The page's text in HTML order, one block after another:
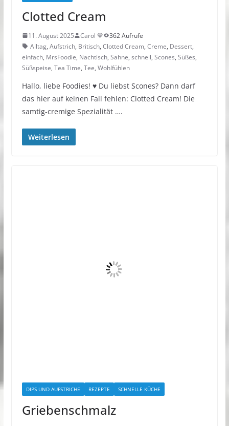
Clotted Cream
11. August 2025 Carol 💙
362 Aufrufe
Alltag, Aufstrich, Britisch, Clotted Cream, Creme, Dessert,
einfach, MrsFoodie, Nachtisch, Sahne, schnell, Scones, Süßes,
Süßspeise, Tea Time, Tee, Wohlfühlen
Hallo, liebe Foodies! ♥︎ Du liebst Scones? Dann darf
das hier auf keinen Fall fehlen: Clotted Cream! Die
samtig-cremige Spezialität ….
Weiterlesen
DIPS UND AUFSTRICHE REZEPTE SCHNELLE KÜCHE
Griebenschmalz